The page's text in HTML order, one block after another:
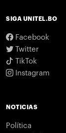
SIGA UNITEL.BO
Facebook
Twitter
TikTok
Instagram
NOTICIAS
Política